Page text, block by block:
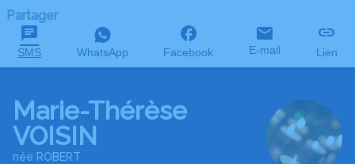
Partager
SMS WhatsApp Facebook E-mail Lien
Marie-Thérèse
VOISIN
née ROBERT